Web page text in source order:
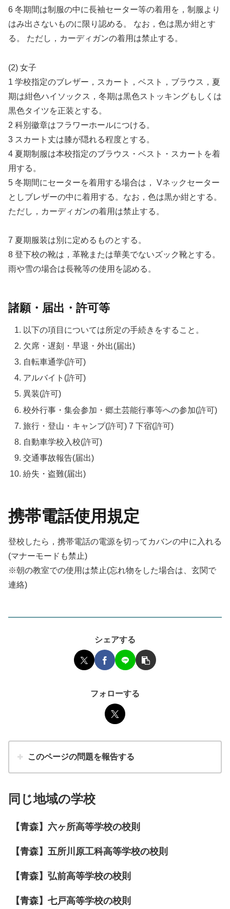
6 冬期間は制服の中に長袖セーター等の着用を，制服より
はみ出さないものに限り認める。 なお，色は黒か紺とす
る。 ただし，カーディガンの着用は禁止する。
(2) 女子
1 学校指定のブレザー，スカート，ベスト，ブラウス，夏
期は紺色ハイソックス，冬期は黒色ストッキングもしくは
黒色タイツを正装とする。
2 科別徽章はフラワーホールにつける。
3 スカート丈は膝が隠れる程度とする。
4 夏期制服は本校指定のブラウス・ベスト・スカートを着
用する。
5 冬期間にセーターを着用する場合は， Vネックセーター
としブレザーの中に着用する。なお，色は黒か紺とする。
ただし，カーディガンの着用は禁止する。
7 夏期服装は別に定めるものとする。
8 登下校の靴は，革靴または華美でないズック靴とする。
雨や雪の場合は長靴等の使用を認める。
諸願・届出・許可等
以下の項目については所定の手続きをすること。
欠席・遅刻・早退・外出(届出)
自転車通学(許可)
アルバイト(許可)
異装(許可)
校外行事・集会参加・郷土芸能行事等への参加(許可)
旅行・登山・キャンプ(許可) 7 下宿(許可)
自動車学校入校(許可)
交通事故報告(届出)
紛失・盗難(届出)
携帯電話使用規定
登校したら，携帯電話の電源を切ってカバンの中に入れる
(マナーモードも禁止)
※朝の教室での使用は禁止(忘れ物をした場合は、玄関で
連絡)
シェアする
フォローする
このページの問題を報告する
同じ地域の学校
【青森】六ヶ所高等学校の校則
【青森】五所川原工科高等学校の校則
【青森】弘前高等学校の校則
【青森】七戸高等学校の校則